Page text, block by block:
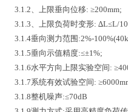
3.1.2、上限垂向位移: ≥200mm;
3.1.3、上限负荷时变形: ∆L≤L/
3.1.4垂向测力范围:2%-
3.1.5垂向示值精度:≤±1%;
3.1.6水平方向上限实验空间:
3.1.7系统有效试验空间:
3.1.8整机噪声:≤70dB